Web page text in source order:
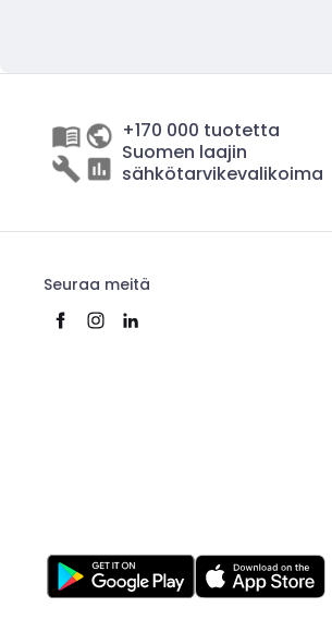
+170 000 tuotetta
Suomen laajin
sähkötarvikevalikoima
Seuraa meitä